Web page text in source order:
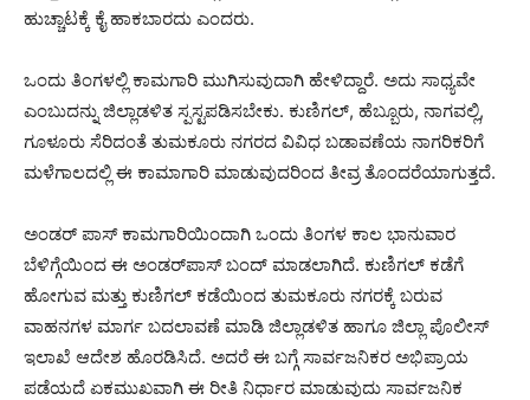
ಹುಚ್ಚಾಟಕ್ಕೆ ಕೈ ಹಾಕಬಾರದು ಎಂದರು.
ಒಂದು ತಿಂಗಳಲ್ಲಿ ಕಾಮಗಾರಿ ಮುಗಿಸುವುದಾಗಿ ಹೇಳಿದ್ದಾರೆ. ಅದು ಸಾಧ್ಯವೇ
ಎಂಬುದನ್ನು ಜಿಲ್ಲಾಡಳಿತ ಸ್ಪಸ್ಟಪಡಿಸಬೇಕು. ಕುಣಿಗಲ್, ಹೆಬ್ಬೂರು, ನಾಗವಲ್ಲಿ,
ಗೂಳೂರು ಸೆರಿದಂತೆ ತುಮಕೂರು ನಗರದ ವಿವಿಧ ಬಡಾವಣೆಯ ನಾಗರಿಕರಿಗೆ
ಮಳೆಗಾಲದಲ್ಲಿ ಈ ಕಾಮಾಗಾರಿ ಮಾಡುವುದರಿಂದ ತೀವ್ರ ತೊಂದರೆಯಾಗುತ್ತದೆ.
ಅಂಡರ್ ಪಾಸ್ ಕಾಮಗಾರಿಯಿಂದಾಗಿ ಒಂದು ತಿಂಗಳ ಕಾಲ ಭಾನುವಾರ
ಬೆಳಿಗ್ಗೆಯಿಂದ ಈ ಅಂಡರ್‌ಪಾಸ್ ಬಂದ್ ಮಾಡಲಾಗಿದೆ. ಕುಣಿಗಲ್ ಕಡೆಗೆ
ಹೋಗುವ ಮತ್ತು ಕುಣಿಗಲ್ ಕಡೆಯಿಂದ ತುಮಕೂರು ನಗರಕ್ಕೆ ಬರುವ
ವಾಹನಗಳ ಮಾರ್ಗ ಬದಲಾವಣೆ ಮಾಡಿ ಜಿಲ್ಲಾಡಳಿತ ಹಾಗೂ ಜಿಲ್ಲಾ ಪೊಲೀಸ್
ಇಲಾಖೆ ಆದೇಶ ಹೊರಡಿಸಿದೆ. ಅದರೆ ಈ ಬಗ್ಗೆ ಸಾರ್ವಜನಿಕರ ಅಭಿಪ್ರಾಯ
ಪಡೆಯದೆ ಏಕಮುಖವಾಗಿ ಈ ರೀತಿ ನಿರ್ಧಾರ ಮಾಡುವುದು ಸಾರ್ವಜನಿಕ